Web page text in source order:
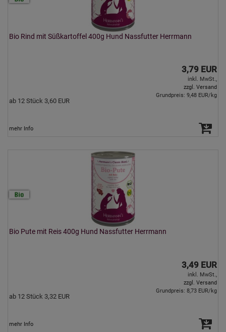
Bio Rind mit Süßkartoffel 400g Hund Nassfutter Herrmann
3,79 EUR
inkl. MwSt.,
zzgl. Versand
ab 12 Stück 3,60 EUR
Grundpreis: 9,48 EUR/kg
mehr Info
Bio Pute mit Reis 400g Hund Nassfutter Herrmann
3,49 EUR
inkl. MwSt.,
zzgl. Versand
ab 12 Stück 3,32 EUR
Grundpreis: 8,73 EUR/kg
mehr Info